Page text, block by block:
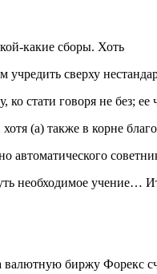
какие сборы. Хоть
учредить сверху
стати говоря не без; ее
(а) также в корне
автоматического
необходимое учение…
валютную биржу Форекс